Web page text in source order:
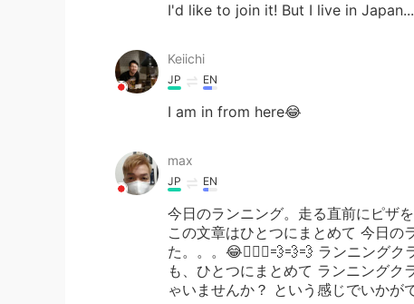
I'd like to join it! But I live in
Keiichi
JP EN
I am in from here😂
max
JP EN
今日のランニング。走る直前にピザ
この文章はひとつにまとめて 今日の
た。。。😂🏃🏽‍♀️💨💨💨 ランニング
も、ひとつにまとめて ランニングク
ゃいませんか？ という感じでいかが